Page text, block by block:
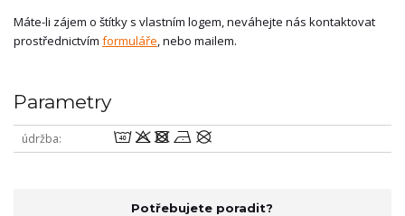
Máte-li zájem o štítky s vlastním logem, neváhejte nás kontaktovat
prostřednictvím formuláře, nebo mailem.
Parametry
údržba 8odnU
Potřebujete poradit?